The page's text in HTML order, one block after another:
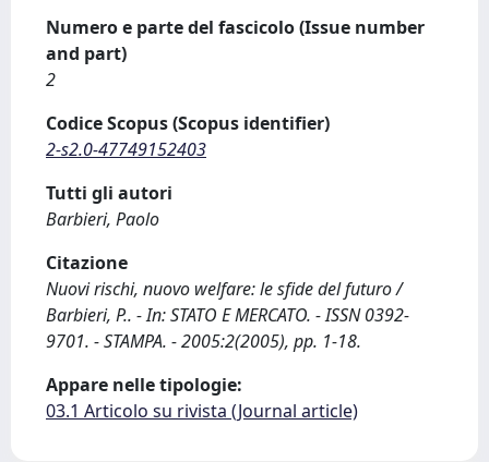
Numero e parte del fascicolo (Issue number
and part)
2
Codice Scopus (Scopus identifier)
2-s2.0-47749152403
Tutti gli autori
Barbieri, Paolo
Citazione
Nuovi rischi, nuovo welfare: le sfide del futuro /
Barbieri, P.. - In: STATO E MERCATO. - ISSN 0392-
9701. - STAMPA. - 2005:2(2005), pp. 1-18.
Appare nelle tipologie:
03.1 Articolo su rivista (Journal article)